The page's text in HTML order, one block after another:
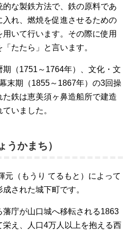
な製鉄方法で、鉄の原料であ
れ、燃焼を促進させるための
いて行います。その際に使用
たたら」と言います。
（1751～1764年）、文化・文
末期（1855～1867年）の3回操
鉄は恵美須ヶ鼻造船所で建造
いました。
かまち）
元（もうり てるもと）によって
された城下町です。
庁が山口城へ移転される1863
え、人口4万人以上を抱える西